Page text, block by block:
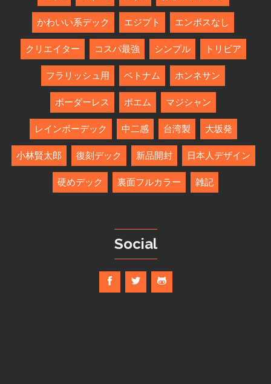
かわいい系デック エジプト エンボスなし
クリエイター コスパ最強 シンプル トリビア
フラリッシュ用 ベトナム ホンネサン
ボーダーレス ポエム マジシャン
レインボーデック 中二感 台湾製 大坂発
小林賢太郎 復刻デック 新品開封 日本人デザイン
硬めデック 裏面フルカラー 雑記
Social